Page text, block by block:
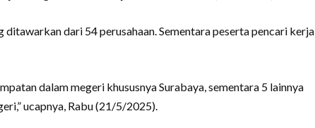
ditawarkan dari 54 perusahaan. Sementara peserta pencari kerja
dalam megeri khususnya Surabaya, sementara 5 lainnya
ucapnya, Rabu (21/5/2025).